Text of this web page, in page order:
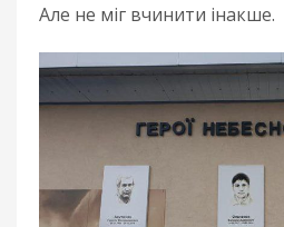
Але не міг вчинити інакше.